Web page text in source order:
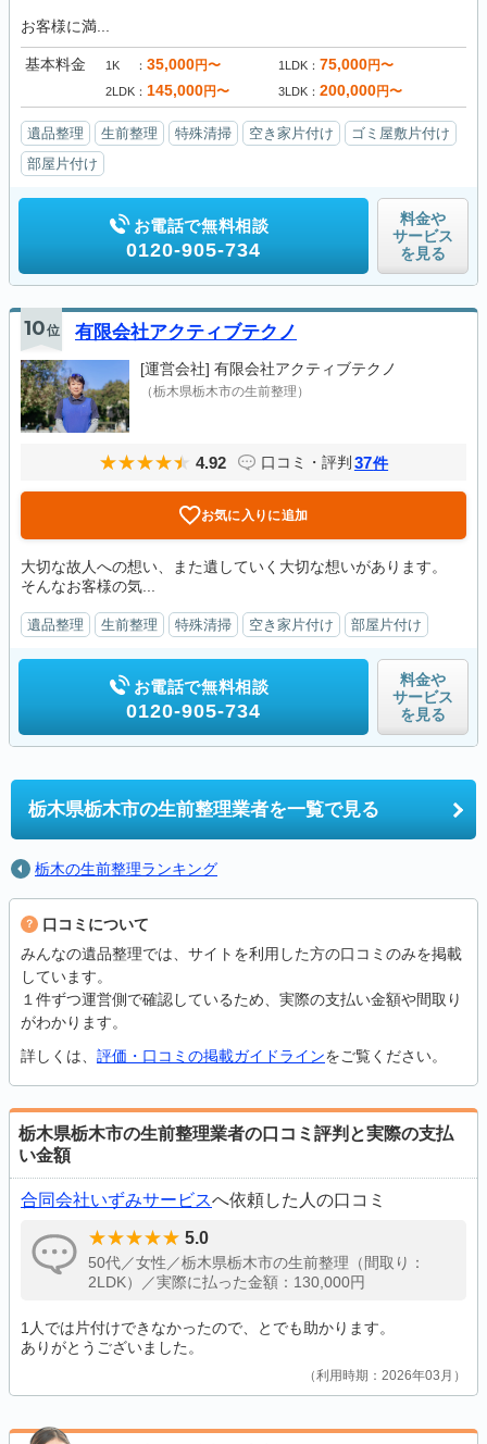
お客様に満...
基本料金 1K 35,000円〜 1LDK 75,000円〜
2LDK 145,000円〜 3LDK 200,000円〜
遺品整理 生前整理 特殊清掃 空き家片付け
ゴミ屋敷片付け
部屋片付け
お電話で無料相談
0120-905-734
料金や
サービス
を見る
10位 有限会社アクティブテクノ
[運営会社] 有限会社アクティブテクノ
（栃木県栃木市の生前整理）
4.92 口コミ・評判 37件
お気に入りに追加
大切な故人への想い、また遺していく大切な想いがあります。
そんなお客様の気...
遺品整理 生前整理 特殊清掃 空き家片付け 部屋片付け
お電話で無料相談
0120-905-734
料金や
サービス
を見る
栃木県栃木市の生前整理業者を一覧で見る
栃木の生前整理ランキング
口コミについて
みんなの遺品整理では、サイトを利用した方の口コミのみを掲載
しています。
１件ずつ運営側で確認しているため、実際の支払い金額や間取り
がわかります。
詳しくは、 評価・口コミの掲載ガイドラインをご覧ください。
栃木県栃木市の生前整理業者の口コミ評判と実際の支払
い金額
合同会社いずみサービスへ依頼した人の口コミ
5.0
50代／女性／栃木県栃木市の生前整理（間取り：
2LDK）／実際に払った金額：130,000円
1人では片付けできなかったので、とでも助かります。
ありがとうございました。
利用時期：2026年03月